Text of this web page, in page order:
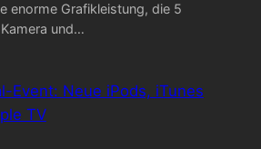
enorme Grafikleistung, die 5
und…